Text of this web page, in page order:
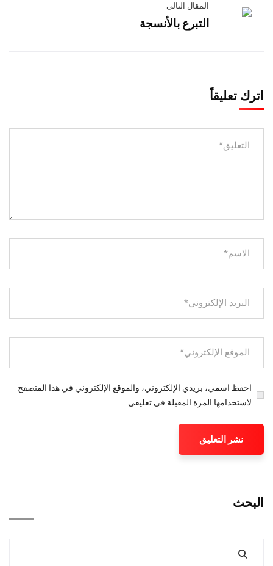
المقال التالي
التبرع بالأنسجة
اترك تعليقاً
احفظ اسمي، بريدي الإلكتروني، والموقع الإلكتروني في هذا المتصفح
لاستخدامها المرة المقبلة في تعليقي.
البحث